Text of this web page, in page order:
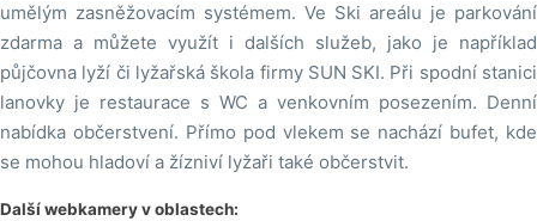
umělým zasněžovacím systémem. Ve Ski areálu je parkování
zdarma a můžete využít i dalších služeb, jako je například
půjčovna lyží či lyžařská škola firmy SUN SKI. Při spodní stanici
lanovky je restaurace s WC a venkovním posezením. Denní
nabídka občerstvení. Přímo pod vlekem se nachází bufet, kde
se mohou hladoví a žízniví lyžaři také občerstvit.
Další webkamery v oblastech: